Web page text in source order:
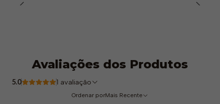
Avaliações dos Produtos
5.0 1 avaliação
Ordenar porMais Recente